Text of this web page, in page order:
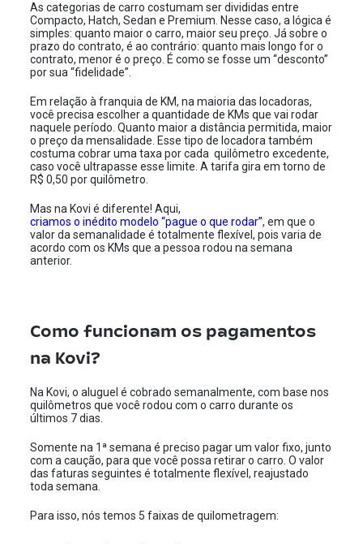
As categorias de carro costumam ser divididas entre
Compacto, Hatch, Sedan e Premium. Nesse caso, a lógica é
simples: quanto maior o carro, maior seu preço. Já sobre o
prazo do contrato, é ao contrário: quanto mais longo for o
contrato, menor é o preço. É como se fosse um “desconto”
por sua “fidelidade”.
Em relação à franquia de KM, na maioria das locadoras,
você precisa escolher a quantidade de KMs que vai rodar
naquele período. Quanto maior a distância permitida, maior
o preço da mensalidade. Esse tipo de locadora também
costuma cobrar uma taxa por cada quilômetro excedente,
caso você ultrapasse esse limite. A tarifa gira em torno de
R$ 0,50 por quilômetro.
Mas na Kovi é diferente! Aqui,
criamos o inédito modelo “pague o que rodar”, em que o
valor da semanalidade é totalmente flexível, pois varia de
acordo com os KMs que a pessoa rodou na semana
anterior.
Como funcionam os pagamentos
na Kovi?
Na Kovi, o aluguel é cobrado semanalmente, com base nos
quilômetros que você rodou com o carro durante os
últimos 7 dias.
Somente na 1ª semana é preciso pagar um valor fixo, junto
com a caução, para que você possa retirar o carro. O valor
das faturas seguintes é totalmente flexível, reajustado
toda semana.
Para isso, nós temos 5 faixas de quilometragem: